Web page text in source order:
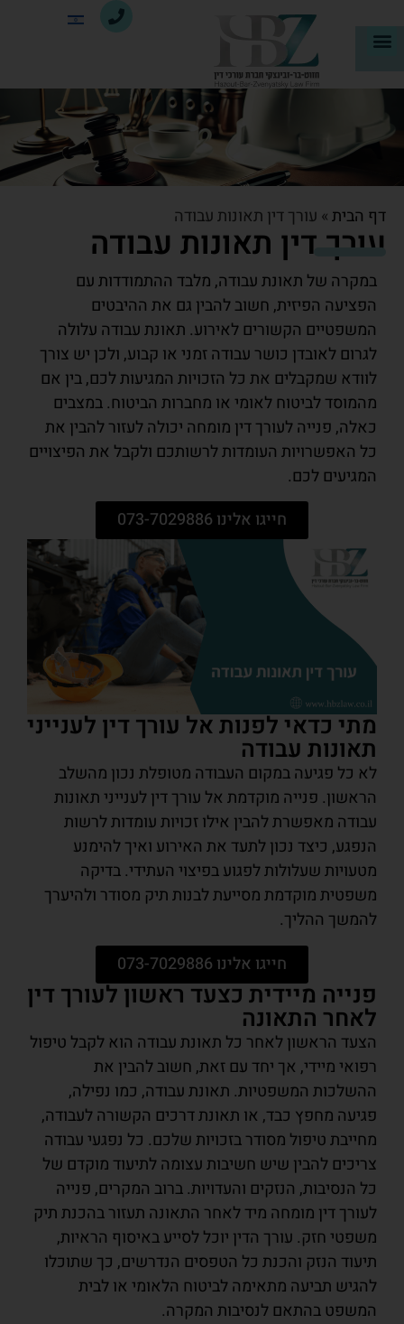
דף הבית» עורך דין תאונות עבודה
עורך דין תאונות עבודה
במקרה של תאונת עבודה, מלבד ההתמודדות עם
הפציעה הפיזית, חשוב להבין גם את ההיבטים
המשפטיים הקשורים לאירוע. תאונת עבודה עלולה
לגרום לאובדן כושר עבודה זמני או קבוע, ולכן יש צורך
לוודא שמקבלים את כל הזכויות המגיעות לכם, בין אם
מהמוסד לביטוח לאומי או מחברות הביטוח. במצבים
כאלה, פנייה לעורך דין מומחה יכולה לעזור להבין את
כל האפשרויות העומדות לרשותכם ולקבל את הפיצויים
המגיעים לכם.
חייגו אלינו 073-7029886
מתי כדאי לפנות אל עורך דין לענייני
תאונות עבודה
לא כל פגיעה במקום העבודה מטופלת נכון מהשלב
הראשון. פנייה מוקדמת אל עורך דין לענייני תאונות
עבודה מאפשרת להבין אילו זכויות עומדות לרשות
הנפגע, כיצד נכון לתעד את האירוע ואיך להימנע
מטעויות שעלולות לפגוע בפיצוי העתידי. בדיקה
משפטית מוקדמת מסייעת לבנות תיק מסודר ולהיערך
להמשך ההליך.
חייגו אלינו 073-7029886
פנייה מיידית כצעד ראשון לעורך דין
לאחר התאונה
הצעד הראשון לאחר כל תאונת עבודה הוא לקבל טיפול
רפואי מיידי, אך יחד עם זאת, חשוב להבין את
ההשלכות המשפטיות. תאונת עבודה, כמו נפילה,
פגיעה מחפץ כבד, או תאונת דרכים הקשורה לעבודה,
מחייבת טיפול מסודר בזכויות שלכם. כל נפגעי עבודה
צריכים להבין שיש חשיבות עצומה לתיעוד מוקדם של
כל הנסיבות, הנזקים והעדויות. ברוב המקרים, פנייה
לעורך דין מומחה מיד לאחר התאונה תעזור בהכנת תיק
משפטי חזק. עורך הדין יוכל לסייע באיסוף הראיות,
תיעוד הנזק והכנת כל הטפסים הנדרשים, כך שתוכלו
להגיש תביעה מתאימה לביטוח הלאומי או לבית
המשפט בהתאם לנסיבות המקרה.